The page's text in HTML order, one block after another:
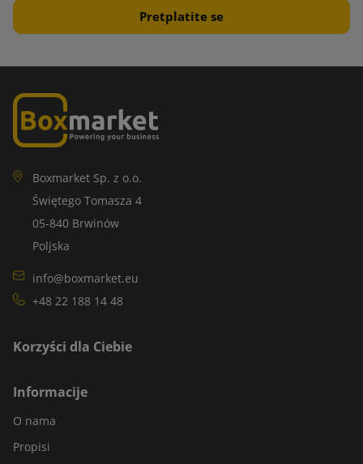
Boxmarket Sp. z o.o.
Świętego Tomasza 4
05-840 Brwinów
Poljska
info@boxmarket.eu
+48 22 188 14 48
Korzyści dla Ciebie
Informacije
O nama
Propisi